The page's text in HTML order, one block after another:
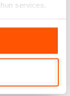
services.